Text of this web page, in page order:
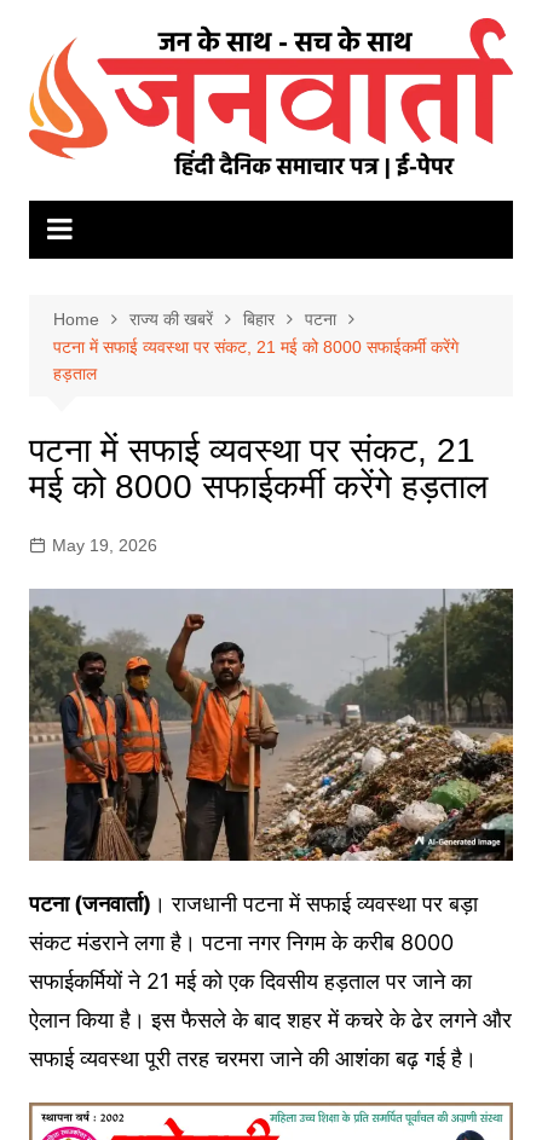
content
Home राज्य की खबरें बिहार
पटना
पटना में सफाई व्यवस्था पर संकट, 21 मई को 8000 सफाईकर्मी करेंगे
हड़ताल
पटना में सफाई व्यवस्था पर संकट, 21
मई को 8000 सफाईकर्मी करेंगे हड़ताल
May 19, 2026
पटना (जनवार्ता) । राजधानी पटना में सफाई व्यवस्था पर बड़ा
संकट मंडराने लगा है। पटना नगर निगम के करीब 8000
सफाईकर्मियों ने 21 मई को एक दिवसीय हड़ताल पर जाने का
ऐलान किया है। इस फैसले के बाद शहर में कचरे के ढेर लगने और
सफाई व्यवस्था पूरी तरह चरमरा जाने की आशंका बढ़ गई है।